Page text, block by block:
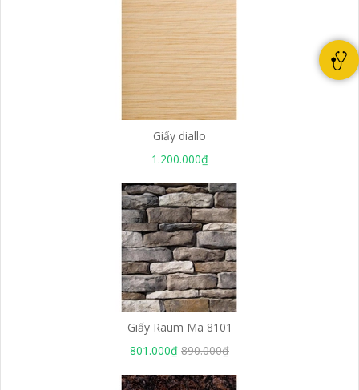
Giấy diallo
1.200.000₫
Giấy Raum Mã 8101
801.000₫ 890.000₫